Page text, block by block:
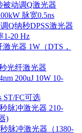
被动调Q激光器
脉宽0.5ns
Q纳秒DPSS激光器
1-20 Hz
光器 1W（DTS，
光纤激光器
200uJ 10W 10-
ST/FC可选
脉冲激光器 210-
)
脉冲激光器（1380-